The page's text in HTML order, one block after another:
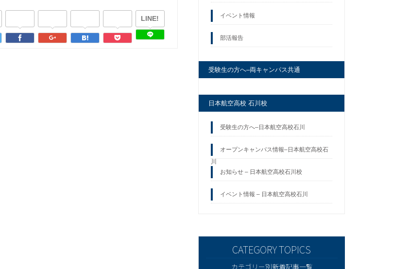
LINE! イベント情報
部活報告
受験生の方へ–両キャンパス共通
日本航空高校 石川校
受験生の方へ–日本航空高校石川
オープンキャンパス情報–日本航空高校石
川
お知らせ – 日本航空高校石川校
イベント情報 – 日本航空高校石川
カテゴリー別新着記事一覧